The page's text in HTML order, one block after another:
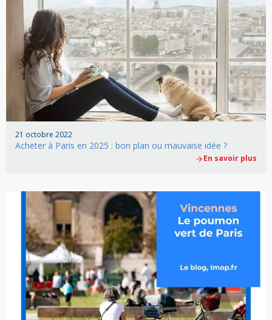
21 octobre 2022
Acheter à Paris en 2025 : bon plan ou mauvaise idée ?
En savoir plus